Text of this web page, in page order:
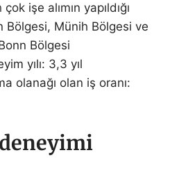
işe alımın yapıldığı
Bölgesi, Münih Bölgesi ve
Bölgesi
yılı: 3,3 yıl
olanağı olan iş oranı:
deneyimi